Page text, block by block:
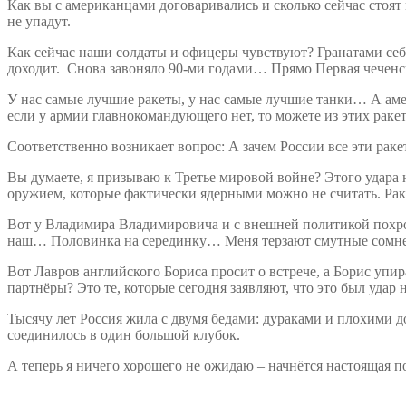
Как вы с американцами договаривались и сколько сейчас
не упадут.
Как сейчас наши солдаты и офицеры чувствуют? Гранатами
доходит. Снова завоняло 90-ми годами… Прямо Первая
У нас самые лучшие ракеты, у нас самые лучшие танки… А
если у армии главнокомандующего нет, то можете из этих
Соответственно возникает вопрос: А зачем России все эти
Вы думаете, я призываю к Третье мировой войне? Этого
оружием, которые фактически ядерными можно не считать.
Вот у Владимира Владимировича и с внешней политикой
наш… Половинка на серединку… Меня терзают смутные
Вот Лавров английского Бориса просит о встрече, а Борис
партнёры? Это те, которые сегодня заявляют, что это был
Тысячу лет Россия жила с двумя бедами: дураками и плохими
соединилось в один большой клубок.
А теперь я ничего хорошего не ожидаю – начнётся настоящая